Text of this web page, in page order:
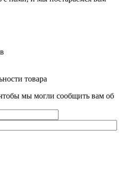
товара
мы могли сообщить вам об